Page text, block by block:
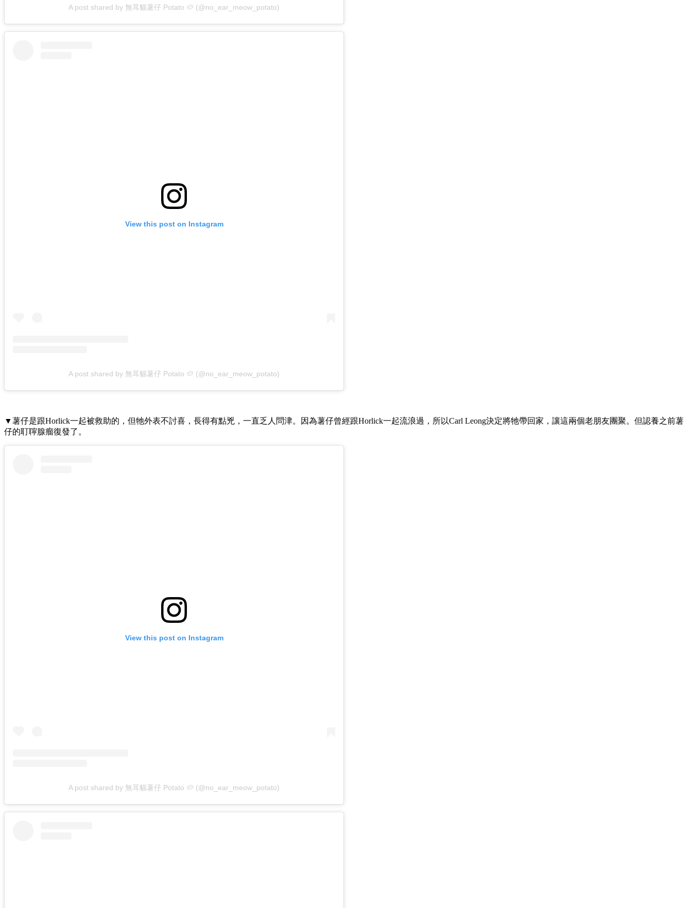
A post shared by 無耳貓薯仔 Potato 🥔 (@no_ear_meow_potato)
View this post on Instagram
A post shared by 無耳貓薯仔 Potato 🥔 (@no_ear_meow_potato)
▼薯仔是跟Horlick一起被救助的，但牠外表不討喜，長得有點兇，一直乏人問津。因為薯仔曾經跟Horlick一起流浪過，所以Carl Leong決定將牠帶回家，讓這兩個老朋友團聚。但認養之前薯
仔的耵聹腺瘤復發了。
View this post on Instagram
A post shared by 無耳貓薯仔 Potato 🥔 (@no_ear_meow_potato)